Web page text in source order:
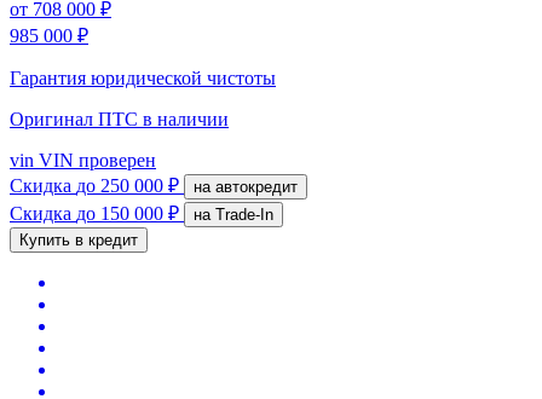
от 708 000 ₽
985 000 ₽
Гарантия юридической чистоты
Оригинал ПТС в наличии
vin VIN проверен
Скидка до 250 000 ₽ на автокредит
Скидка до 150 000 ₽
на Trade-In
Купить в кредит